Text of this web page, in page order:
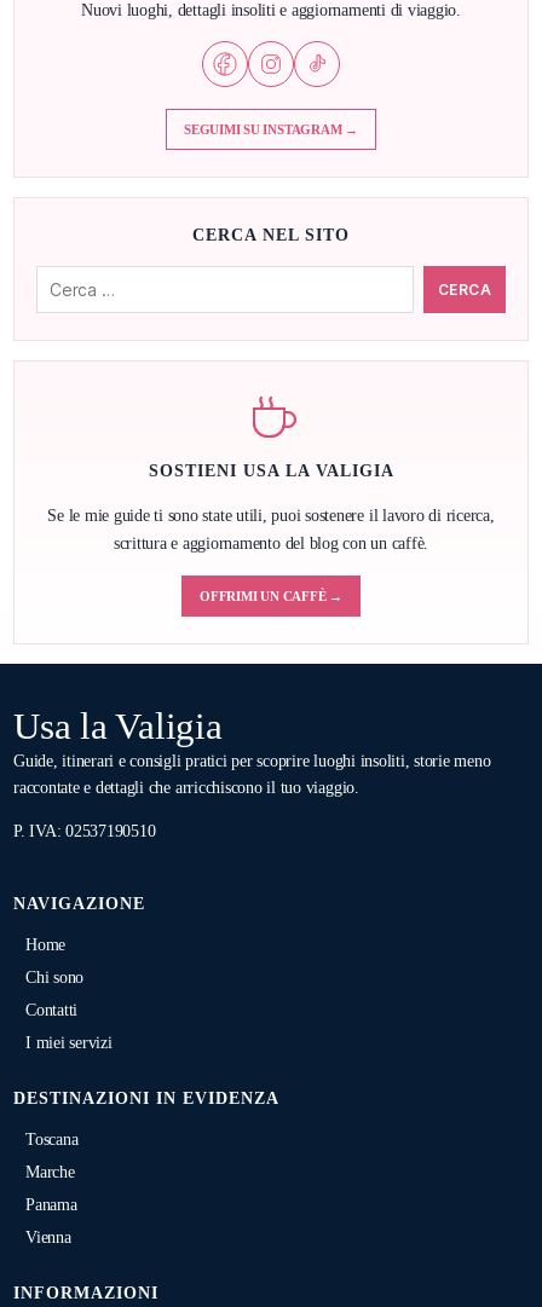
Nuovi luoghi, dettagli insoliti e aggiornamenti di viaggio.
SEGUIMI SU INSTAGRAM →
CERCA NEL SITO
SOSTIENI USA LA VALIGIA
Se le mie guide ti sono state utili, puoi sostenere il lavoro di ricerca,
scrittura e aggiornamento del blog con un caffè.
OFFRIMI UN CAFFÈ →
Usa la Valigia
Guide, itinerari e consigli pratici per scoprire luoghi insoliti, storie meno
raccontate e dettagli che arricchiscono il tuo viaggio.
P. IVA: 02537190510
NAVIGAZIONE
Home
Chi sono
Contatti
I miei servizi
DESTINAZIONI IN EVIDENZA
Toscana
Marche
Panama
Vienna
INFORMAZIONI